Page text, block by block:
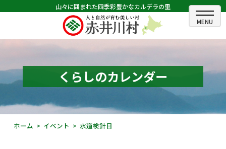
山々に囲まれた四季彩豊かなカルデラの里
ホーム
むらのできごと
むらのプロフィール
くらしの情報
くらしのカレンダー
ホーム イベント 水道検針日